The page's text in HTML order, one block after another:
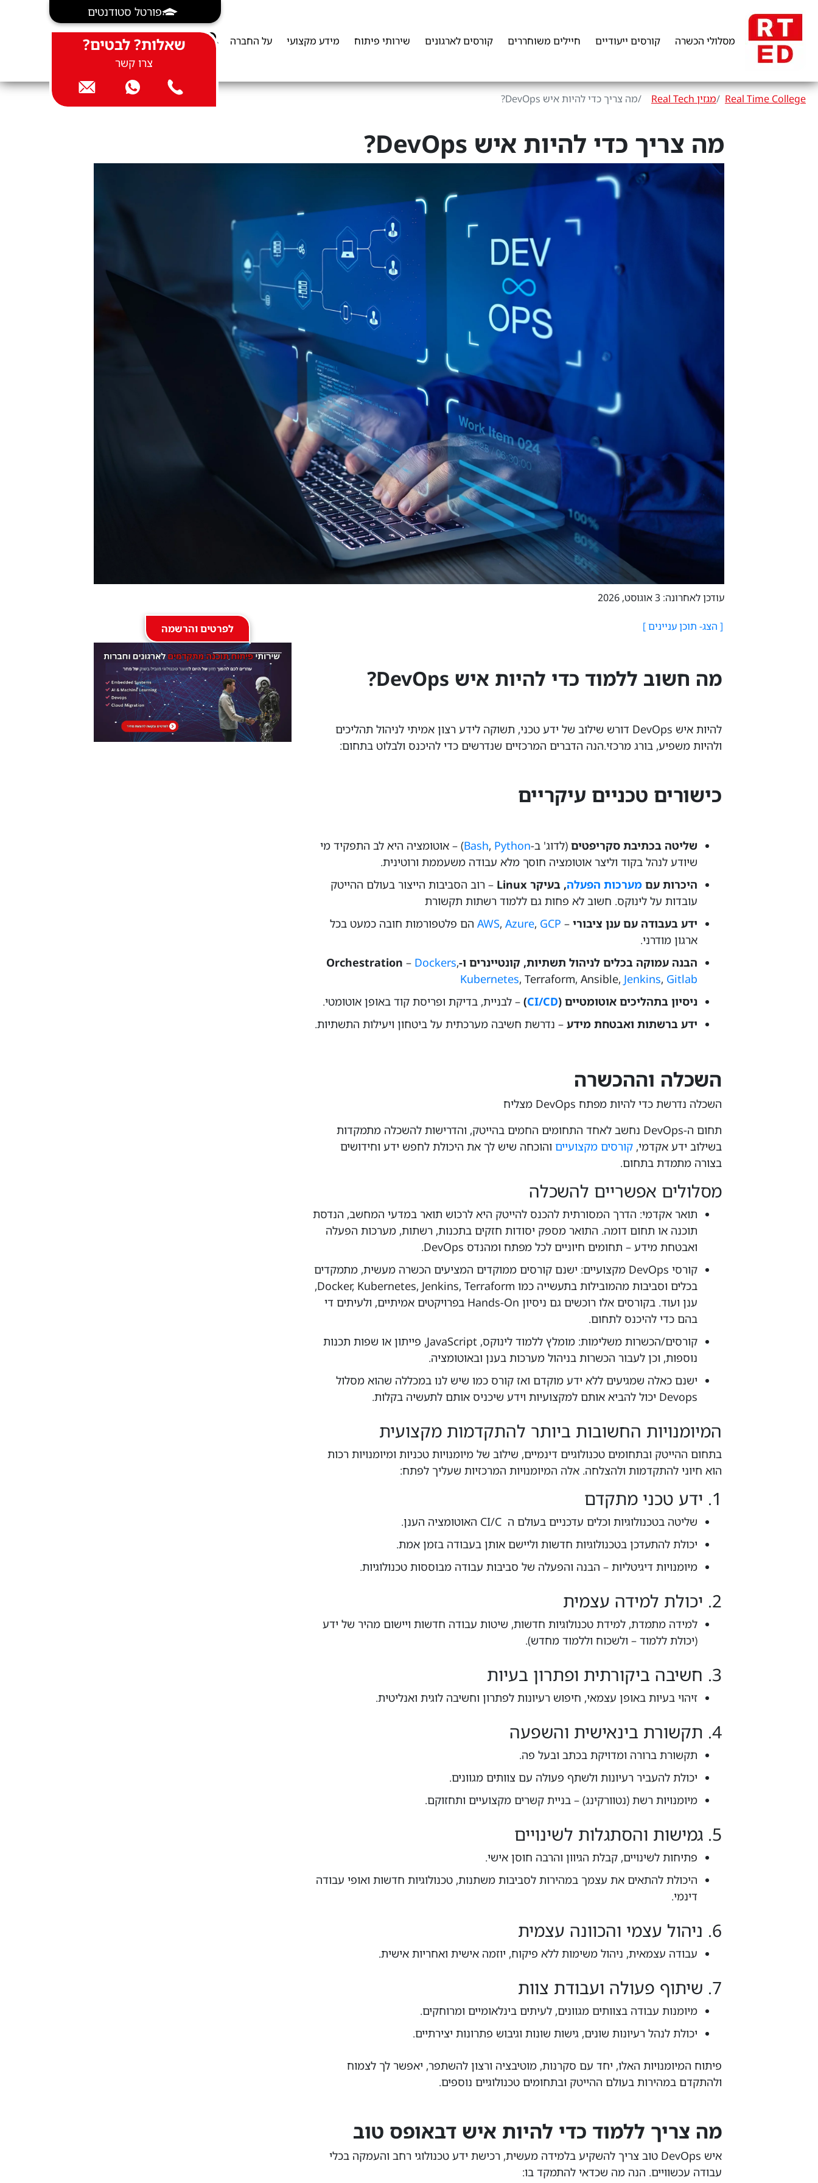
על החברה מידע מקצועי שירותי פיתוח קורסים לארגונים חיילים משוחררים קורסים ייעודיים מסלולי הכשרה
פורטל סטודנטים
שאלות? לבטים?
צרו קשר
Real Time College מגזין Real Tech מה צריך כדי להיות איש DevOps?
מה צריך כדי להיות איש DevOps?
עודכן לאחרונה: 3 אוגוסט, 2026
לפרטים והרשמה
מה חשוב ללמוד כדי להיות איש DevOps?
להיות איש DevOps דורש שילוב של ידע טכני, תשוקה לידע רצון אמיתי לניהול תהליכים
ולהיות משפיע, בורג מרכזי.הנה הדברים המרכזיים שנדרשים כדי להיכנס ולבלוט בתחום:
כישורים טכניים עיקריים
שליטה בכתיבת סקריפטים (לדוג' ב- Bash, Python
) – אוטומציה היא לב התפקיד מי
שיודע לנהל בקוד וליצר אוטומציה חוסך מלא עבודה משעממת ורוטינית.
היכרות עםמערכות הפעלה, בעיקר Linux
– רוב הסביבות הייצור בעולם ההייטק
עובדות על לינוקס. חשוב לא פחות גם ללמוד רשתות תקשורת
ידע בעבודה עם ענן ציבורי –
AWS, Azure, GCP
הם פלטפורמות חובה כמעט בכל
ארגון מודרני.
הבנה עמוקה בכלים לניהול תשתיות, קונטיינרים ו-Orchestration
– Dockers,
Kubernetes, Terraform, Ansible, Jenkins, Gitlab
ניסיון בתהליכים אוטומטיים (CI/CD
) – לבניית, בדיקת ופריסת קוד באופן אוטומטי.
ידעברשתות ואבטחת מידע – נדרשת חשיבה מערכתית על ביטחון ויעילות התשתיות.
השכלה וההכשרה
השכלה נדרשת כדי להיות מפתח DevOps מצליח
תחום ה-DevOps נחשב לאחד התחומים החמים בהייטק, והדרישות להשכלה מתמקדות
בשילוב ידע אקדמי,קורסים מקצועיים והוכחה שיש לך את היכולת לחפש ידע וחידושים
בצורה מתמדת בתחום.
מסלולים אפשריים להשכלה
תואר אקדמי: הדרך המסורתית להכנס להייטק היא לרכוש תואר במדעי המחשב, הנדסת
תוכנה או תחום דומה. התואר מספק יסודות חזקים בתכנות, רשתות, מערכות הפעלה
ואבטחת מידע – תחומים חיוניים לכל מפתח ומהנדס DevOps.
קורסי DevOps מקצועיים: ישנם קורסים ממוקדים המציעים הכשרה מעשית, מתמקדים
בכלים וסביבות מהמובילות בתעשייה כמו Docker, Kubernetes, Jenkins, Terraform,
ענן ועוד. בקורסים אלו רוכשים גם ניסיון Hands-On בפרויקטים אמיתיים, ולעיתים די
בהם כדי להיכנס לתחום.
קורסים/הכשרות משלימות: מומלץ ללמוד לינוקס, JavaScript, פייתון או שפות תכנות
נוספות, וכן לעבור הכשרות בניהול מערכות בענן ובאוטומציה.
ישנם כאלה שמגיעים ללא ידע מוקדם ואז קורס כמו שיש לנו במכללה שהוא מסלול
Devops יכול להביא אותם למקצועיות וידע שיכניס אותם לתעשיה בקלות.
המיומנויות החשובות ביותר להתקדמות מקצועית
בתחום ההייטק ובתחומים טכנולוגיים דינמיים, שילוב של מיומנויות טכניות ומיומנויות רכות
הוא חיוני להתקדמות ולהצלחה. אלה המיומנויות המרכזיות שעליך לפתח:
1. ידע טכני מתקדם
שליטה בטכנולוגיות וכלים עדכניים בעולם ה CI/C האוטומציה הענן.
יכולת להתעדכן בטכנולוגיות חדשות וליישם אותן בעבודה בזמן אמת.
מיומנויות דיגיטליות – הבנה והפעלה של סביבות עבודה מבוססות טכנולוגיות.
2. יכולת למידה עצמית
למידה מתמדת, למידת טכנולוגיות חדשות, שיטות עבודה חדשות ויישום מהיר של ידע
(יכולת ללמוד – ולשכוח וללמוד מחדש).
3. חשיבה ביקורתית ופתרון בעיות
זיהוי בעיות באופן עצמאי, חיפוש רעיונות לפתרון וחשיבה לוגית ואנליטית.
4. תקשורת בינאישית והשפעה
תקשורת ברורה ומדויקת בכתב ובעל פה.
יכולת להעביר רעיונות ולשתף פעולה עם צוותים מגוונים.
מיומנויות רשת (נטוורקינג) – בניית קשרים מקצועיים ותחזוקם.
5. גמישות והסתגלות לשינויים
פתיחות לשינויים, קבלת הגיוון והרבה חוסן אישי.
היכולת להתאים את עצמך במהירות לסביבות משתנות, טכנולוגיות חדשות ואופי עבודה
דינמי.
6. ניהול עצמי והכוונה עצמית
עבודה עצמאית, ניהול משימות ללא פיקוח, יוזמה אישית ואחריות אישית.
7. שיתוף פעולה ועבודת צוות
מיומנות עבודה בצוותים מגוונים, לעיתים בינלאומיים ומרוחקים.
יכולת לנהל רעיונות שונים, גישות שונות וגיבוש פתרונות יצירתיים.
פיתוח המיומנויות האלו, יחד עם סקרנות, מוטיבציה ורצון להשתפר, יאפשר לך לצמוח
ולהתקדם במהירות בעולם ההייטק ובתחומים טכנולוגיים נוספים.
מה צריך ללמוד כדי להיות איש דבאופס טוב
איש DevOps טוב צריך להשקיע בלמידה מעשית, רכישת ידע טכנולוגי רחב והעמקה בכלי
עבודה עכשוויים. הנה מה שכדאי להתמקד בו: